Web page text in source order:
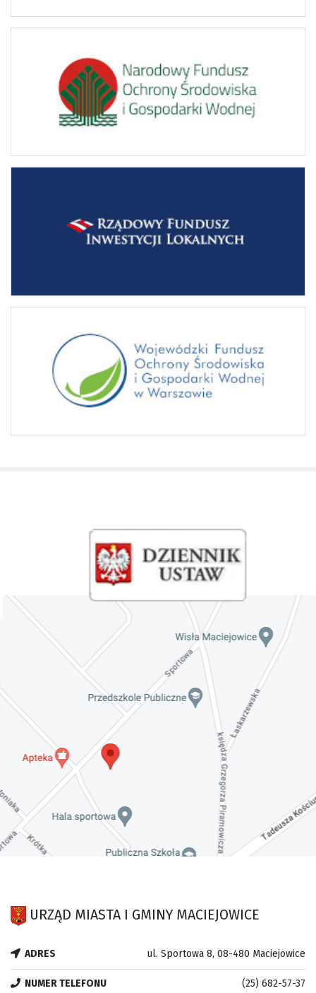
URZĄD MIASTA I GMINY MACIEJOWICE
ADRES ul. Sportowa 8, 08-480 Maciejowice
NUMER TELEFONU (25) 682-57-37